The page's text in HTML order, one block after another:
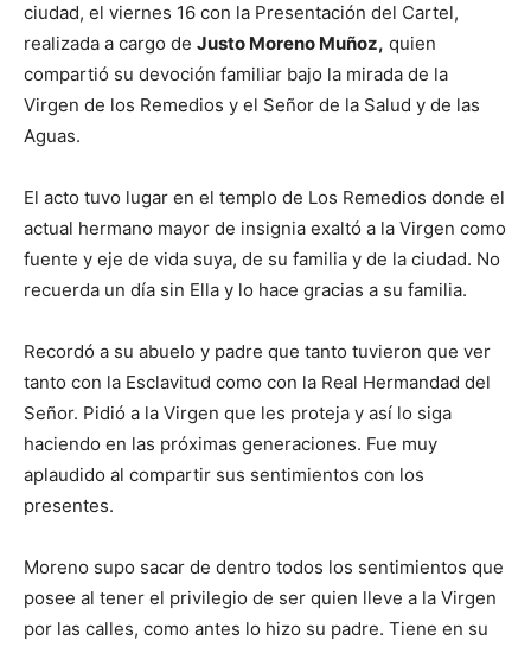
ciudad, el viernes 16 con la Presentación del Cartel,
realizada a cargo de Justo Moreno Muñoz, quien
compartió su devoción familiar bajo la mirada de la
Virgen de los Remedios y el Señor de la Salud y de las
Aguas.
El acto tuvo lugar en el templo de Los Remedios donde el
actual hermano mayor de insignia exaltó a la Virgen como
fuente y eje de vida suya, de su familia y de la ciudad. No
recuerda un día sin Ella y lo hace gracias a su familia.
Recordó a su abuelo y padre que tanto tuvieron que ver
tanto con la Esclavitud como con la Real Hermandad del
Señor. Pidió a la Virgen que les proteja y así lo siga
haciendo en las próximas generaciones. Fue muy
aplaudido al compartir sus sentimientos con los
presentes.
Moreno supo sacar de dentro todos los sentimientos que
posee al tener el privilegio de ser quien lleve a la Virgen
por las calles, como antes lo hizo su padre. Tiene en su